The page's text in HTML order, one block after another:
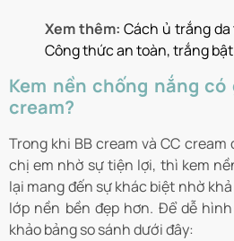
Xem thêm: Cách ủ trắng
Công thức an toàn, trắng
Kem nền chống nắng có
cream?
Trong khi BB cream và CC
chị em nhờ sự tiện lợi, thì kem
lại mang đến sự khác biệt nhờ
lớp nền bền đẹp hơn. Để dễ
khảo bảng so sánh dưới đây: